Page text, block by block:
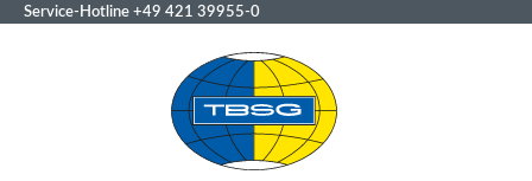
Service-Hotline +49 421 39955-0